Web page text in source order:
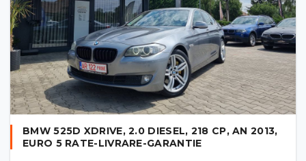
BMW 525D XDRIVE, 2.0 DIESEL, 218 CP, AN 2013,
EURO 5 RATE-LIVRARE-GARANTIE